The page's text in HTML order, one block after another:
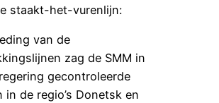
staakt-het-vurenlijn:
van de
zag de SMM in
gecontroleerde
in de regio’s Donetsk en